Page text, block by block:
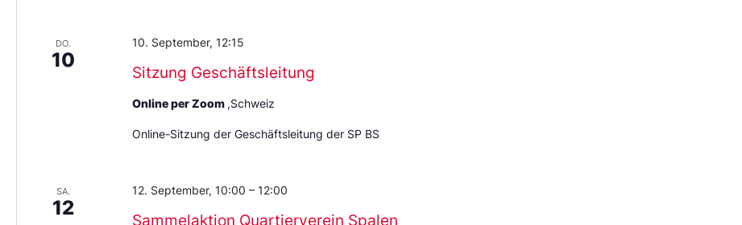
DO.
10
Sitzung Geschäftsleitung
10. September, 12:15
Online per Zoom ,Schweiz
Online-Sitzung der Geschäftsleitung der SP BS
SA.
12
Sammelaktion Quartierverein Spalen
12. September, 10:00 – 12:00